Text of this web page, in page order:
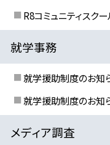
R8コミュニティスクー
就学事務
就学援助制度のお知
就学援助制度のお知
メディア調査